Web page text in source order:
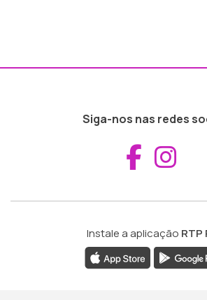
Siga-nos nas redes
Instale a aplicação RTP